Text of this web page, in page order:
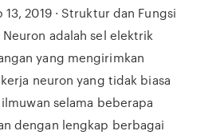
13, 2019 · Struktur dan Fungsi
adalah sel elektrik
yang mengirimkan
neuron yang tidak biasa
selama beberapa
dengan lengkap berbagai